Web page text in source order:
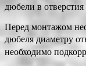
дюбели в
Перед монтажом
дюбеля диаметру
необходимо